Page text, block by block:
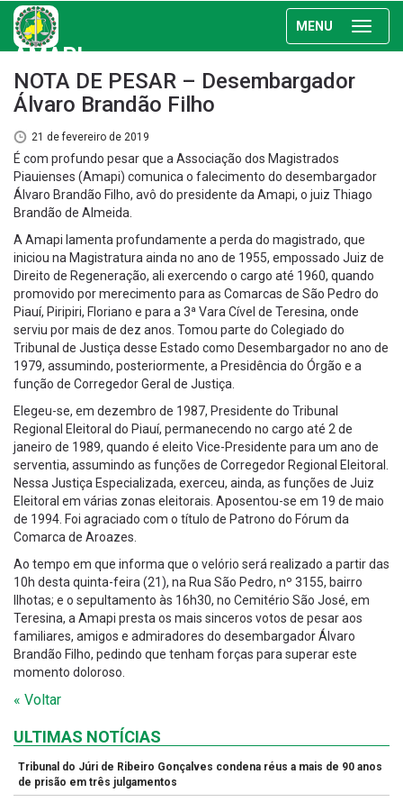
MENU
AMAPI
NOTA DE PESAR – Desembargador
Álvaro Brandão Filho
21 de fevereiro de 2019
É com profundo pesar que a Associação dos Magistrados
Piauienses (Amapi) comunica o falecimento do desembargador
Álvaro Brandão Filho, avô do presidente da Amapi, o juiz Thiago
Brandão de Almeida.
A Amapi lamenta profundamente a perda do magistrado, que
iniciou na Magistratura ainda no ano de 1955, empossado Juiz de
Direito de Regeneração, ali exercendo o cargo até 1960, quando
promovido por merecimento para as Comarcas de São Pedro do
Piauí, Piripiri, Floriano e para a 3ª Vara Cível de Teresina, onde
serviu por mais de dez anos. Tomou parte do Colegiado do
Tribunal de Justiça desse Estado como Desembargador no ano de
1979, assumindo, posteriormente, a Presidência do Órgão e a
função de Corregedor Geral de Justiça.
Elegeu-se, em dezembro de 1987, Presidente do Tribunal
Regional Eleitoral do Piauí, permanecendo no cargo até 2 de
janeiro de 1989, quando é eleito Vice-Presidente para um ano de
serventia, assumindo as funções de Corregedor Regional Eleitoral.
Nessa Justiça Especializada, exerceu, ainda, as funções de Juiz
Eleitoral em várias zonas eleitorais. Aposentou-se em 19 de maio
de 1994. Foi agraciado com o título de Patrono do Fórum da
Comarca de Aroazes.
Ao tempo em que informa que o velório será realizado a partir das
10h desta quinta-feira (21), na Rua São Pedro, nº 3155, bairro
Ilhotas; e o sepultamento às 16h30, no Cemitério São José, em
Teresina, a Amapi presta os mais sinceros votos de pesar aos
familiares, amigos e admiradores do desembargador Álvaro
Brandão Filho, pedindo que tenham forças para superar este
momento doloroso.
« Voltar
ULTIMAS NOTÍCIAS
Tribunal do Júri de Ribeiro Gonçalves condena réus a mais de 90 anos
de prisão em três julgamentos